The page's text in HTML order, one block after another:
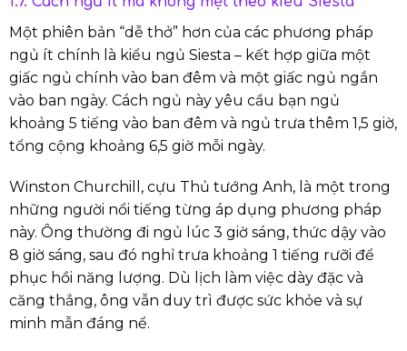
Một phiên bản “dễ thở” hơn của các phương pháp
ngủ ít chính là kiểu ngủ Siesta – kết hợp giữa một
giấc ngủ chính vào ban đêm và một giấc ngủ ngắn
vào ban ngày. Cách ngủ này yêu cầu bạn ngủ
khoảng 5 tiếng vào ban đêm và ngủ trưa thêm 1,5 giờ,
tổng cộng khoảng 6,5 giờ mỗi ngày.
Winston Churchill, cựu Thủ tướng Anh, là một trong
những người nổi tiếng từng áp dụng phương pháp
này. Ông thường đi ngủ lúc 3 giờ sáng, thức dậy vào
8 giờ sáng, sau đó nghỉ trưa khoảng 1 tiếng rưỡi để
phục hồi năng lượng. Dù lịch làm việc dày đặc và
căng thẳng, ông vẫn duy trì được sức khỏe và sự
minh mẫn đáng nể.